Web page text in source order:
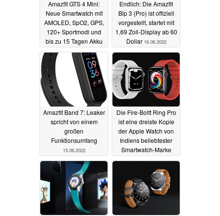
Amazfit GTS 4 Mini:
Neue Smartwatch mit
AMOLED, SpO2, GPS,
120+ Sportmodi und
bis zu 15 Tagen Akku
vorgestellt11.07.2022
Endlich: Die Amazfit
Bip 3 (Pro) ist offiziell
vorgestellt, startet mit
1,69 Zoll-Display ab 60
Dollar 16.06.2022
Amazfit Band 7: Leaker
spricht von einem
großen
Funktionsumfang
15.06.2022
Die Fire-Boltt Ring Pro
ist eine dreiste Kopie
der Apple Watch von
Indiens beliebtester
Smartwatch-Marke
15.06.2022